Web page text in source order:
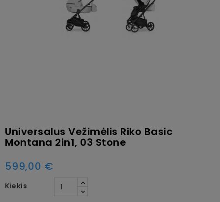
Universalus Vežimėlis Riko Basic
Montana 2in1, 03 Stone
599,00 €
Kiekis